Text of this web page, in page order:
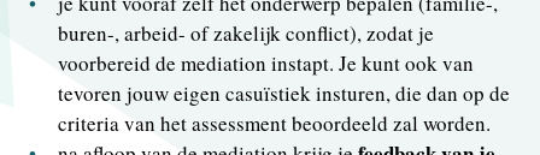
buren-, arbeid- of zakelijk conflict), zodat je
voorbereid de mediation instapt. Je kunt ook van
tevoren jouw eigen casuïstiek insturen, die dan op de
criteria van het assessment beoordeeld zal worden.